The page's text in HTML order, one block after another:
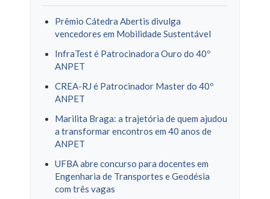
Prêmio Cátedra Abertis divulga
vencedores em Mobilidade Sustentável
InfraTest é Patrocinadora Ouro do 40º
ANPET
CREA-RJ é Patrocinador Master do 40º
ANPET
Marilita Braga: a trajetória de quem ajudou
a transformar encontros em 40 anos de
ANPET
UFBA abre concurso para docentes em
Engenharia de Transportes e Geodésia
com três vagas